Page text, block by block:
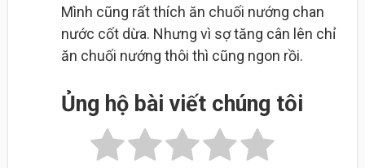
Mình cũng rất thích ăn chuối nướng chan
nước cốt dừa. Nhưng vì sợ tăng cân lên chỉ
ăn chuối nướng thôi thì cũng ngon rồi.
Ủng hộ bài viết chúng tôi